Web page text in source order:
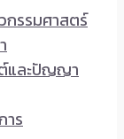
กรรมศาสตร์
และปัญญา
าร